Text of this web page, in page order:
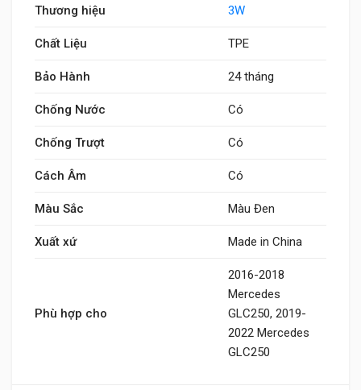
Thương hiệu 3W
Chất Liệu TPE
Bảo Hành 24 tháng
Chống Nước Có
Chống Trượt Có
Cách Âm Có
Màu Sắc Màu Đen
Xuất xứ Made in China
Phù hợp cho
2016-2018
Mercedes
GLC250, 2019-
2022 Mercedes
GLC250